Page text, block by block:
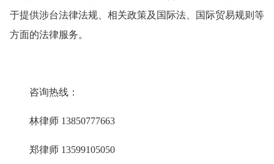
于提供涉台法律法规、相关政策及国际法、国际贸易规则等
方面的法律服务。
咨询热线：
林律师 13850777663
郑律师 13599105050